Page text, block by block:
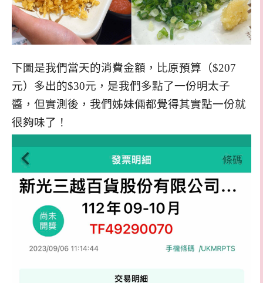
下圖是我們當天的消費金額，比原預算（$207
元）多出的$30元，是我們多點了一份明太子
醬，但實測後，我們姊妹倆都覺得其實點一份就
很夠味了！